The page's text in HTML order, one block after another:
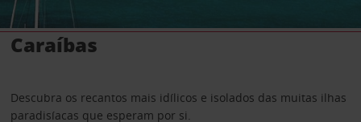
Caraíbas
Descubra os recantos mais idílicos e isolados das muitas ilhas
paradisíacas que esperam por si.